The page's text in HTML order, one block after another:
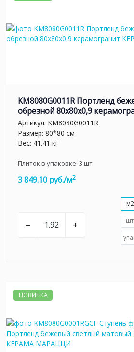
KM8080G0011R Портленд
обрезной 80x80x0,9
Артикул: KM8080G0011R
Размер: 80*80 см
Вес: 41.41 кг
Плиток в упаковке: 3 шт
3 849.10 руб./м2
– +
м2
шт.
НОВИНКА